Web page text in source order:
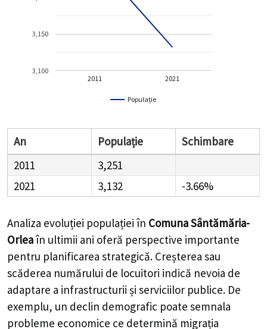
Populație
2011 2021
3,100
3,150
An Populație
Schimbare
2011
3,251
2021
3,132 -3.66%
Analiza evoluției populației în Comuna Sântămăria-
Orleaîn ultimii ani oferă perspective importante
pentru planificarea strategică. Creșterea sau
scăderea numărului de locuitori indică nevoia de
adaptare a infrastructurii și serviciilor publice. De
exemplu, un declin demografic poate semnala
probleme economice ce determină migrația